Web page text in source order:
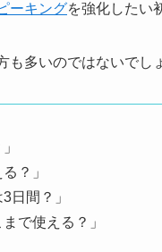
ーキングを強化したい
多いのではないでし
？」
日間？」
で使える？」